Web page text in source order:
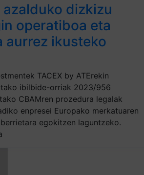
dizkizu
operatiboa eta
aurrez ikusteko
TACEX by ATErekin
ibilbide-orriak 2023/956
CBAMren prozedura legalak
enpresei Europako merkatuaren
egokitzen laguntzeko.